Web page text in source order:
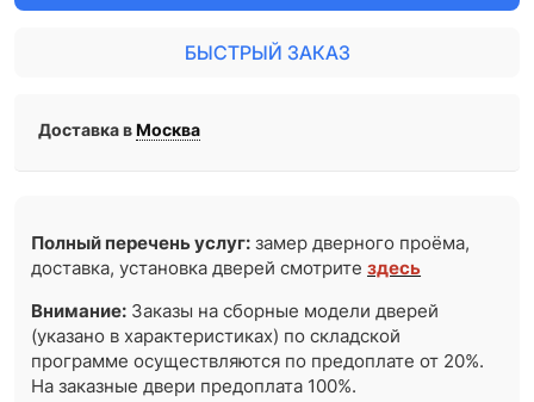
БЫСТРЫЙ ЗАКАЗ
Доставка вМосква
Полный перечень услуг: замер дверного проёма,
доставка, установка дверей смотритездесь
Внимание: Заказы на сборные модели дверей
(указано в характеристиках) по складской
программе осуществляются по предоплате от 20%.
На заказные двери предоплата 100%.